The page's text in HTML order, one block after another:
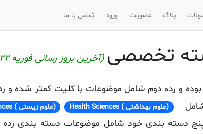
بلاگ عضویت ورود تماس با ما
(آخرین بروز رسانی فوریه ۲۰۲۲)
بوده و رده دوم شامل موضوعات با کلیت کمتر
(علوم بهداشتی ) Health Sciences (علوم زیستی ) Life Sciences
دسته بندی خود شامل موضوعات دسته بندی